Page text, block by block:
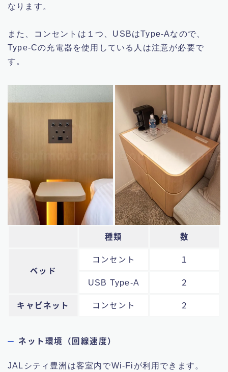
なります。
また、コンセントは１つ、USBはType-Aなので、
Type-Cの充電器を使用している人は注意が必要で
す。
種類 数
ベッド
コンセント １
USB Type-A ２
キャビネット コンセント ２
ネット環境（回線速度）
JALシティ豊洲は客室内でWi-Fiが利用できます。